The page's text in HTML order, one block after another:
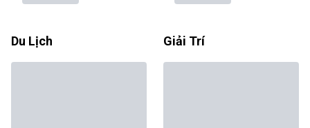
Du Lịch Giải Trí